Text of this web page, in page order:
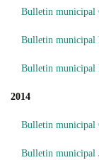
Bulletin municipal
Bulletin municipal
Bulletin municipal
2014
Bulletin municipal
Bulletin municipal